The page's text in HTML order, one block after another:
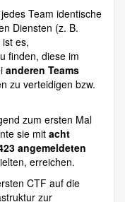
Team identische
Diensten (z. B.
es,
finden, diese im
anderen Teams
zu verteidigen bzw.
zum ersten Mal
sie mit acht
angemeldeten
erreichen.
CTF auf die
zur